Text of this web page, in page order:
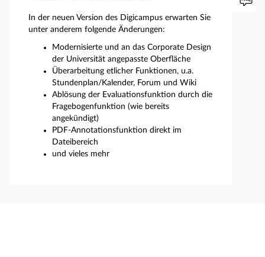
In der neuen Version des Digicampus erwarten Sie
unter anderem folgende Änderungen:
Modernisierte und an das Corporate Design
der Universität angepasste Oberfläche
Überarbeitung etlicher Funktionen, u.a.
Stundenplan/Kalender, Forum und Wiki
Ablösung der Evaluationsfunktion durch die
Fragebogenfunktion (wie bereits
angekündigt)
PDF-Annotationsfunktion direkt im
Dateibereich
und vieles mehr